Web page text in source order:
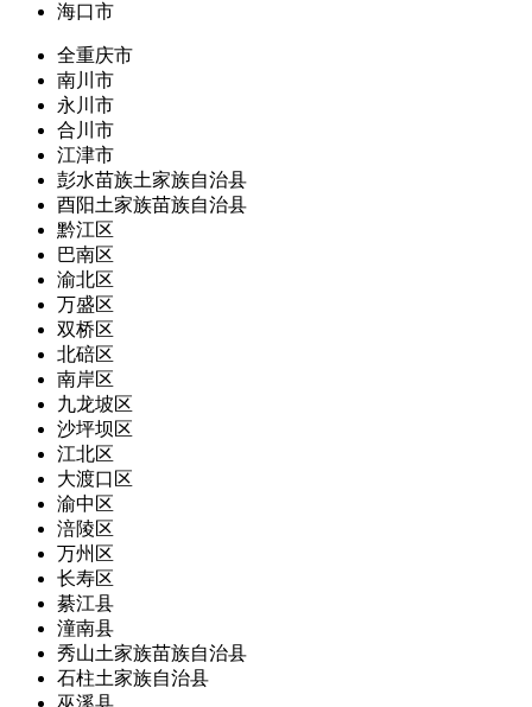
海口市
全重庆市
南川市
永川市
合川市
江津市
彭水苗族土家族自治县
酉阳土家族苗族自治县
黔江区
巴南区
渝北区
万盛区
双桥区
北碚区
南岸区
九龙坡区
沙坪坝区
江北区
大渡口区
渝中区
涪陵区
万州区
长寿区
綦江县
潼南县
秀山土家族苗族自治县
石柱土家族自治县
巫溪县